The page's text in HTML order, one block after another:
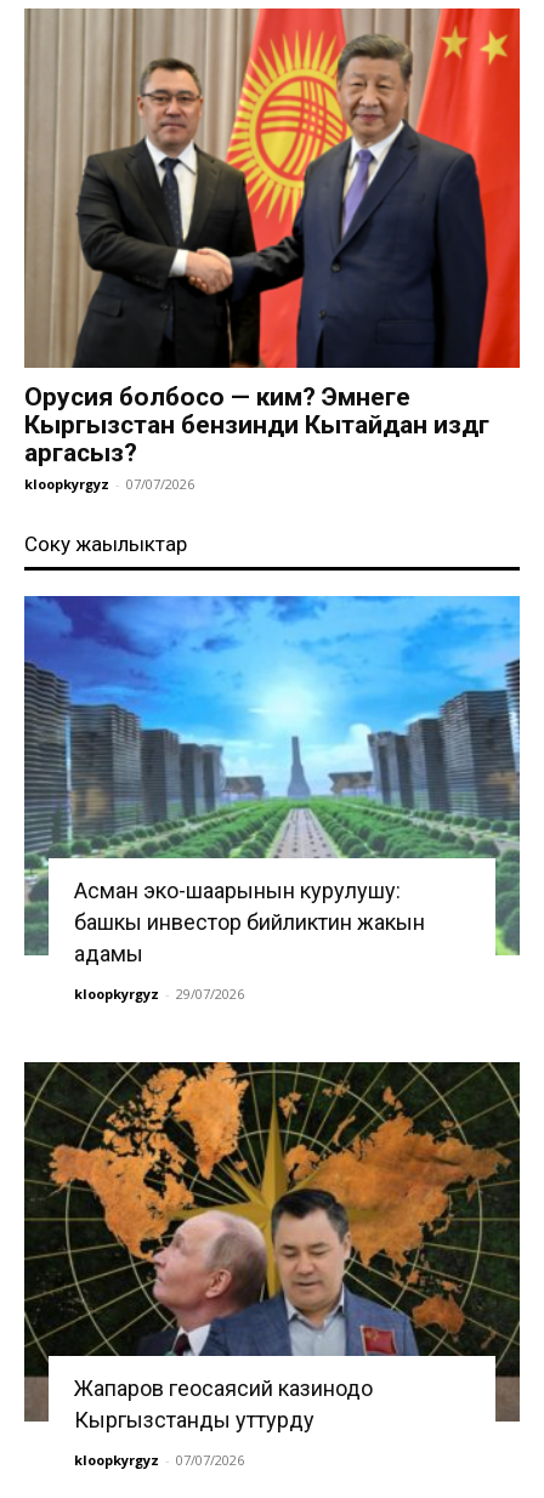
Орусия болбосо — ким? Эмнеге
Кыргызстан бензинди Кытайдан издөөгө
аргасыз?
kloopkyrgyz - 07/07/2026
Соңку жаңылыктар
Асман эко-шаарынын курулушу:
башкы инвестор бийликтин жакын
адамы
kloopkyrgyz - 29/07/2026
Жапаров геосаясий казинодо
Кыргызстанды уттурду
kloopkyrgyz - 07/07/2026